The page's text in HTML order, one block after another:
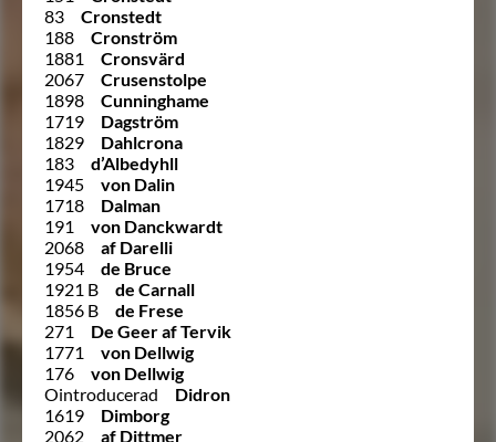
83
Cronstedt
188
Cronström
1881
Cronsvärd
2067
Crusenstolpe
1898
Cunninghame
1719
Dagström
1829
Dahlcrona
183
d’Albedyhll
1945
von Dalin
1718
Dalman
191
von Danckwardt
2068
af Darelli
1954
de Bruce
1921 B
de Carnall
1856 B
de Frese
271
De Geer af Tervik
1771
von Dellwig
176
von Dellwig
Ointroducerad
Didron
1619
Dimborg
2062
af Dittmer